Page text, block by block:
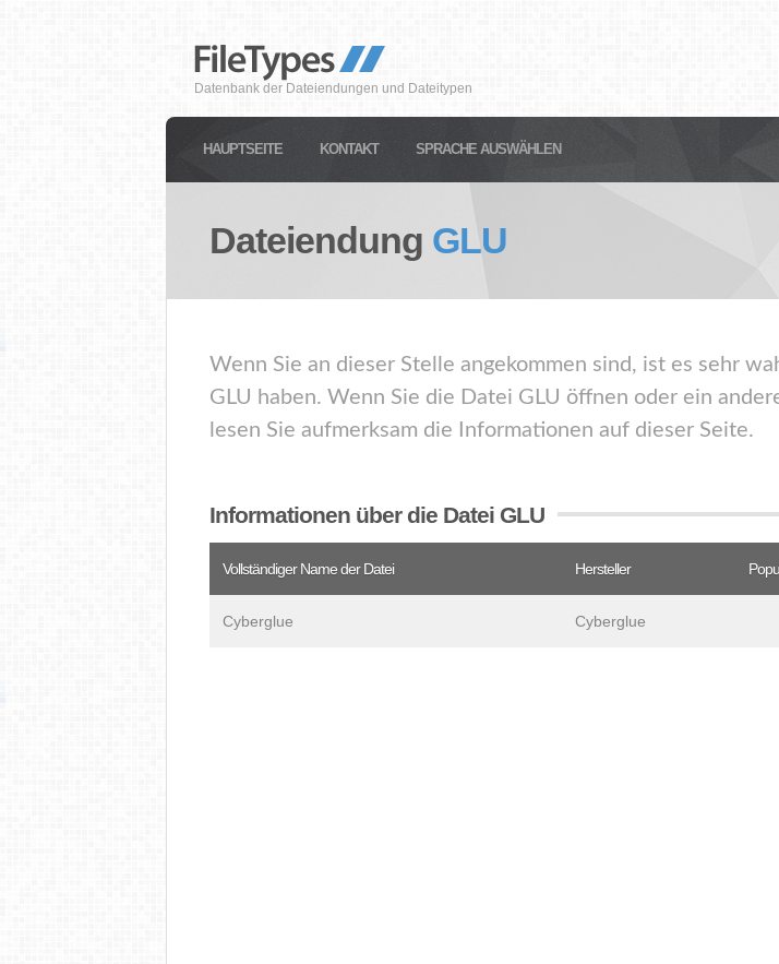
Datenbank der Dateiendungen und Dateitypen
HAUPTSEITE KONTAKT SPRACHE AUSWÄHLEN
Dateiendung GLU
Wenn Sie an dieser Stelle angekommen sind, ist es sehr
GLU haben. Wenn Sie die Datei GLU öffnen oder ein
lesen Sie aufmerksam die Informationen auf dieser Seite.
Informationen über die Datei GLU
Vollständiger Name der Datei Hersteller
Cyberglue Cyberglue